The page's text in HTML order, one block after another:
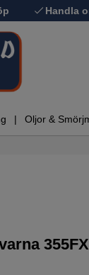
Handla
Oljor &